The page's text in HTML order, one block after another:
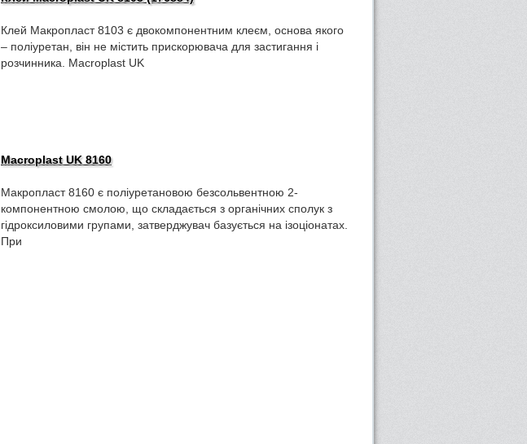
Клей Макропласт 8103 є двокомпонентним клеєм, основа якого
– поліуретан, він не містить прискорювача для застигання і
розчинника. Macroplast UK
Macroplast UK 8160
Макропласт 8160 є поліуретановою безсольвентною 2-
компонентною смолою, що складається з органічних сполук з
гідроксиловими групами, затверджувач базується на ізоціонатах.
При